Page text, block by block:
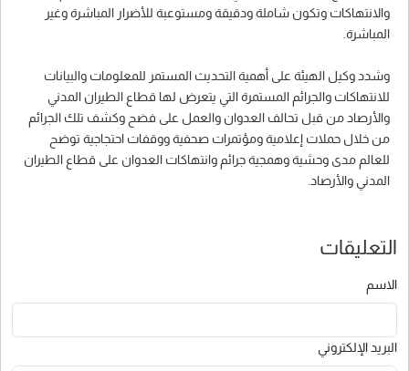
والانتهاكات وتكون شاملة ودقيقة ومستوعبة للأضرار المباشرة وغير
المباشرة.
وشدد وكيل الهيئة على أهمية التحديث المستمر للمعلومات والبيانات
للانتهاكات والجرائم المستمرة التي يتعرض لها قطاع الطيران المدني
والأرصاد من قبل تحالف العدوان والعمل على فضح وكشف تلك الجرائم
من خلال حملات إعلامية ومؤتمرات صحفية ووقفات احتجاجية توضح
للعالم مدى وحشية وهمجية جرائم وانتهاكات العدوان على قطاع الطيران
المدني والأرصاد.
التعليقات
الاسم
البريد الإلكتروني